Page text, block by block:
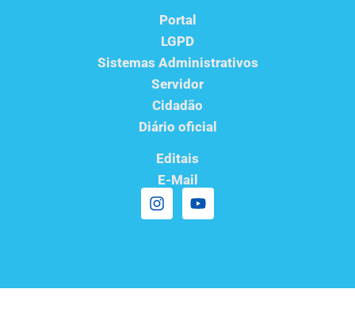
Portal
LGPD
Sistemas Administrativos
Servidor
Cidadão
Diário oficial
Editais
E-Mail